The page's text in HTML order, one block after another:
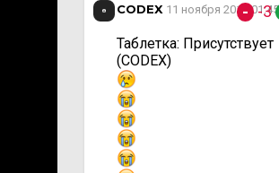
CODEX 11 ноября 2018 01:45
Таблетка: Присутствует
(CODEX)
- -3